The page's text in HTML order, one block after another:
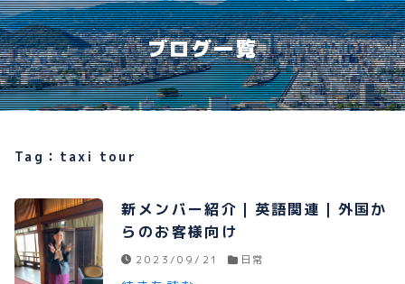
観光タクシーについて
PLAN
観光プラン
ブログ
よくある質問
ブログ一覧
Tag：taxi tour
新メンバー紹介｜英語関連｜外国か
らのお客様向け
2023/09/21 日常